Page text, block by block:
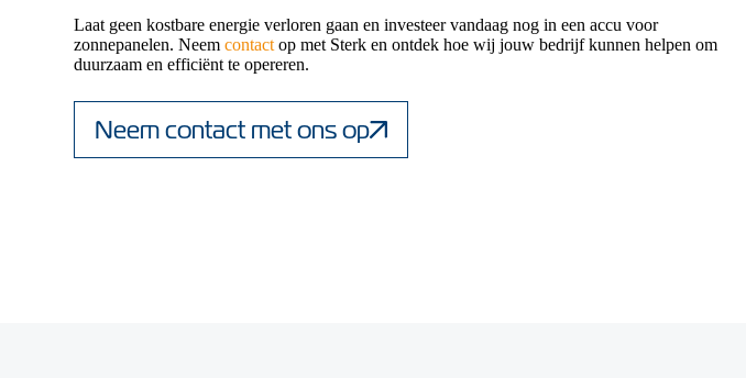
Laat geen kostbare energie verloren gaan en investeer vandaag nog in een accu voor
zonnepanelen. Neemcontact op met Sterk en ontdek hoe wij jouw bedrijf kunnen helpen om
duurzaam en efficiënt te opereren.
Neem contact met ons op